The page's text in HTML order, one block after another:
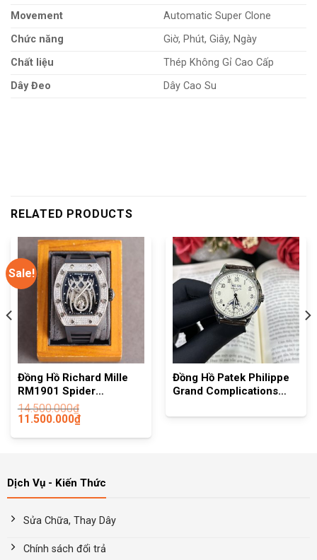
Movement
Automatic Super Clone
Chức năng
Giờ, Phút, Giây, Ngày
Chất liệu
Thép Không Gỉ Cao Cấp
Dây Đeo
Dây Cao Su
RELATED PRODUCTS
Sale!
Đồng Hồ Richard Mille
RM1901 Spider
REPLICA1:1
14.500.000₫
11.500.000₫
Đồng Hồ Patek Philippe
Grand Complications
Dịch Vụ - Kiến Thức
Sửa Chữa, Thay Dây
Chính sách đổi trả